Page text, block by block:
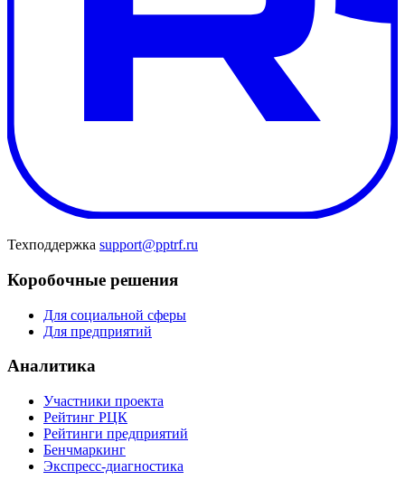
Техподдержка support@pptrf.ru
Коробочные решения
Для социальной сферы
Для предприятий
Аналитика
Участники проекта
Рейтинг РЦК
Рейтинги предприятий
Бенчмаркинг
Экспресс-диагностика